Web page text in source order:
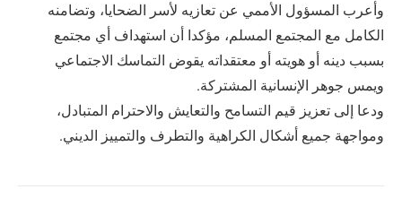
وأعرب المسؤول الأممي عن تعازيه لأسر الضحايا، وتضامنه
الكامل مع المجتمع المسلم، مؤكدا أن استهداف أي مجتمع
بسبب دينه أو هويته أو معتقداته يقوض التماسك الاجتماعي
ويمس جوهر الإنسانية المشتركة.
ودعا إلى تعزيز قيم التسامح والتعايش والاحترام المتبادل،
ومواجهة جميع أشكال الكراهية والتطرف والتمييز الديني.